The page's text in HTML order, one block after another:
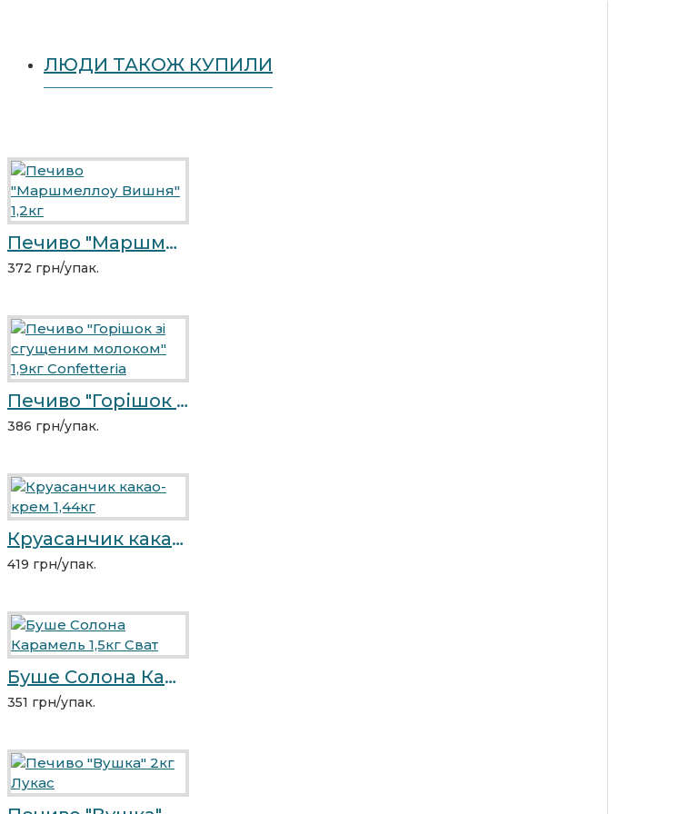
ЛЮДИ ТАКОЖ КУПИЛИ
Печиво "Маршмеллоу Вишня" 1,2кг
372 грн/упак.
Печиво "Горішок зі сгущеним молоком" 1,9кг Confetteria
386 грн/упак.
Круасанчик какао-крем 1,44кг
419 грн/упак.
Буше Солона Карамель 1,5кг Сват
351 грн/упак.